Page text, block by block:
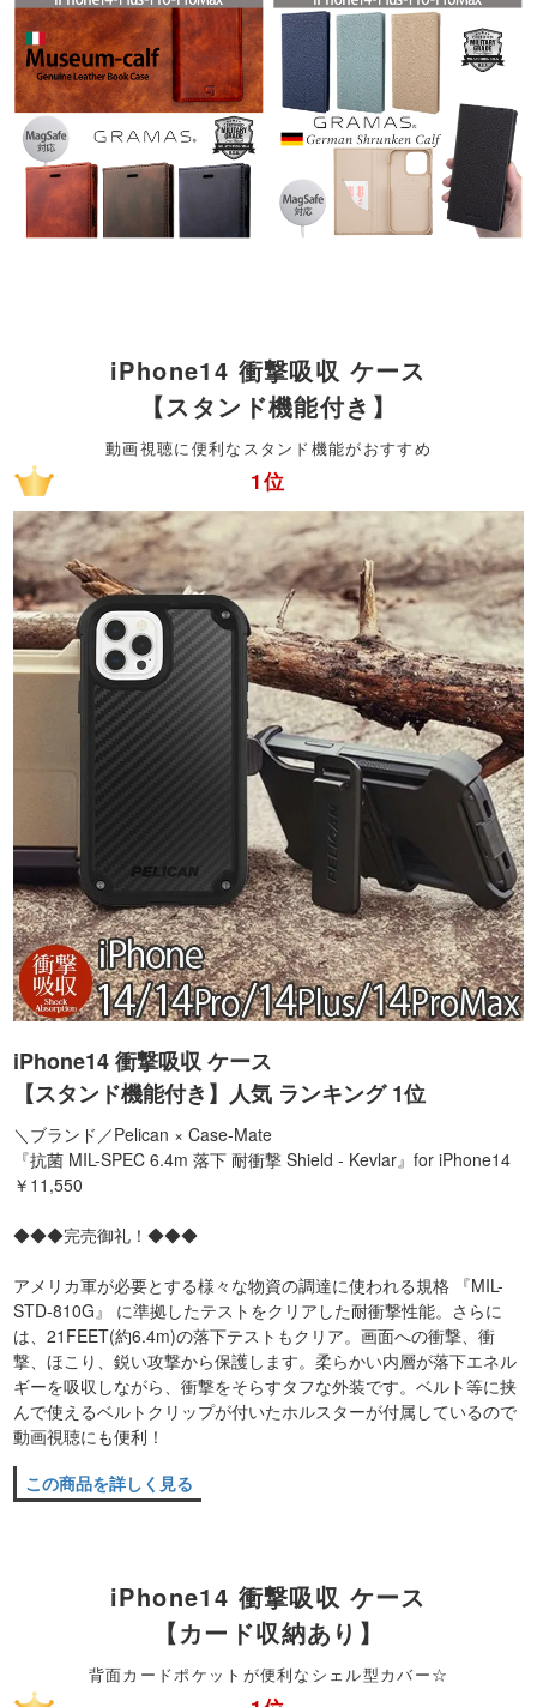
iPhone14 衝撃吸収 ケース
【スタンド機能付き】
動画視聴に便利なスタンド機能がおすすめ
1位
iPhone14 衝撃吸収 ケース
【スタンド機能付き】人気 ランキング 1位
＼ブランド／Pelican × Case-Mate
『抗菌 MIL-SPEC 6.4m 落下 耐衝撃 Shield - Kevlar』for iPhone14
￥11,550
◆◆◆完売御礼！◆◆◆
アメリカ軍が必要とする様々な物資の調達に使われる規格 『MIL-
STD-810G』 に準拠したテストをクリアした耐衝撃性能。さらに
は、21FEET(約6.4m)の落下テストもクリア。画面への衝撃、衝
撃、ほこり、鋭い攻撃から保護します。柔らかい内層が落下エネル
ギーを吸収しながら、衝撃をそらすタフな外装です。ベルト等に挟
んで使えるベルトクリップが付いたホルスターが付属しているので
動画視聴にも便利！
この商品を詳しく見る
iPhone14 衝撃吸収 ケース
【カード収納あり】
背面カードポケットが便利なシェル型カバー☆